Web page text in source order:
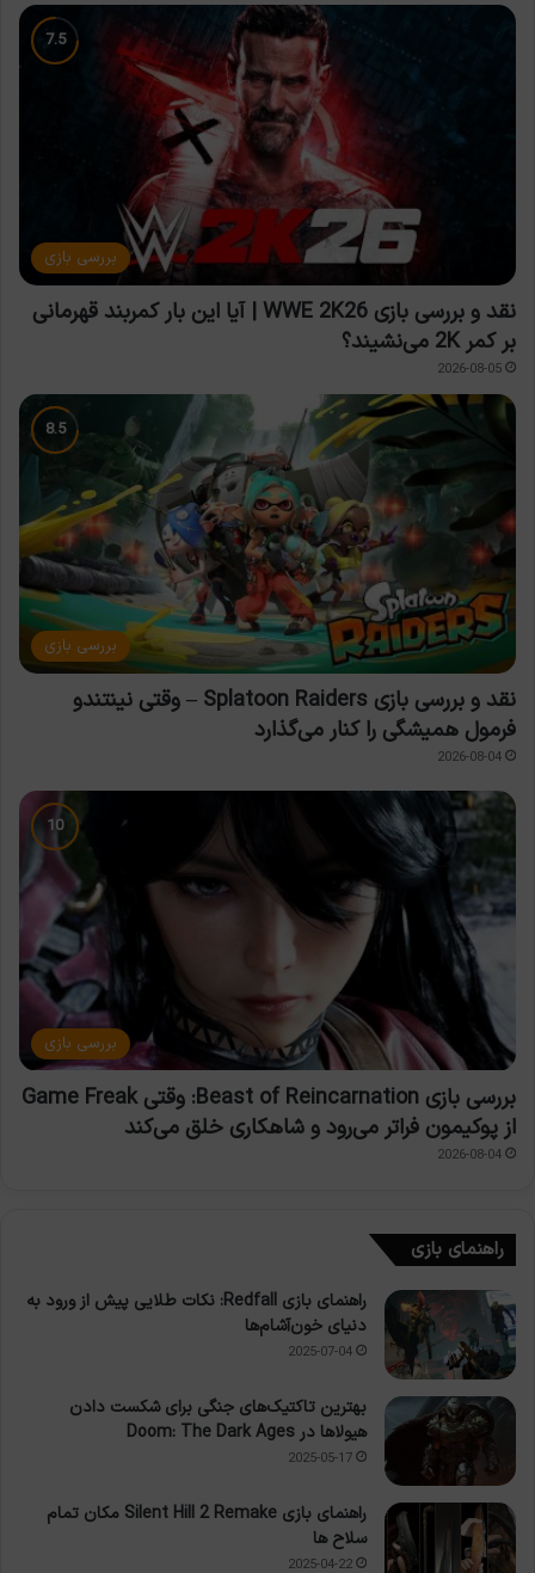
بررسی بازی
نقد و بررسی بازی WWE 2K26 | آیا این بار کمربند قهرمانی
بر کمر 2K می‌نشیند؟
2026-08-05
بررسی بازی
نقد و بررسی بازی Splatoon Raiders – وقتی نینتندو
فرمول همیشگی را کنار می‌گذارد
2026-08-04
بررسی بازی
بررسی بازی Beast of Reincarnation: وقتی Game Freak
از پوکیمون فراتر می‌رود و شاهکاری خلق می‌کند
2026-08-04
راهنمای بازی
راهنمای بازی Redfall: نکات طلایی پیش از ورود به
دنیای خون‌آشام‌ها
2025-07-04
بهترین تاکتیک‌های جنگی برای شکست دادن
هیولاها در Doom: The Dark Ages
2025-05-17
راهنمای بازی Silent Hill 2 Remake مکان تمام
سلاح ها
2025-04-22